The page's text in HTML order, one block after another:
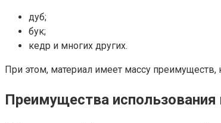
дуб;
бук;
кедр и многих других.
При этом, материал имеет массу
Преимущества использования